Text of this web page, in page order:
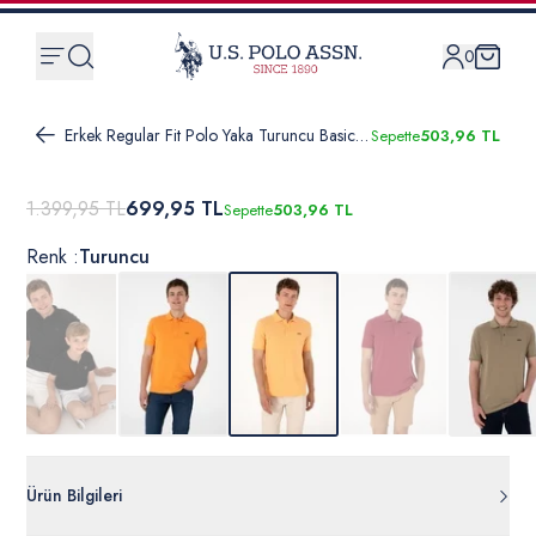
0
Erkek Regular Fit Polo Yaka Turuncu Basic TişörtSepette503,96 TL
1.399,95 TL699,95 TLSepette503,96 TL
Renk :Turuncu
Ürün Bilgileri